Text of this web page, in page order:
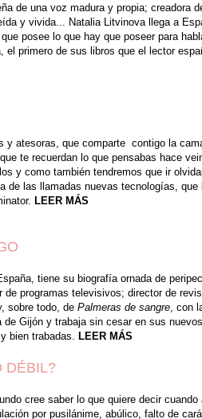
de una voz madura y propia; creadora
y vivida... Natalia Litvinova llega a
posee lo que hay que poseer para
el primero de sus libros que el lector
y atesoras, que comparte contigo la
te recuerdan lo que pensabas hace
y como también tendremos que ir
de las llamadas nuevas tecnologías,
LEER MÁS
tiene su biografía ornada de
programas televisivos; director de
sobre todo, de Palmeras de sangre , con
Gijón y trabaja sin cesar en sus
bien trabadas.
LEER MÁS
DÉBIL?
cree saber lo que quiere decir
por pusilánime, abúlico, falto de